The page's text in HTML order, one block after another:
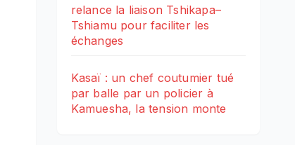
relance la liaison Tshikapa–
Tshiamu pour faciliter les
échanges
Kasaï : un chef coutumier tué
par balle par un policier à
Kamuesha, la tension monte